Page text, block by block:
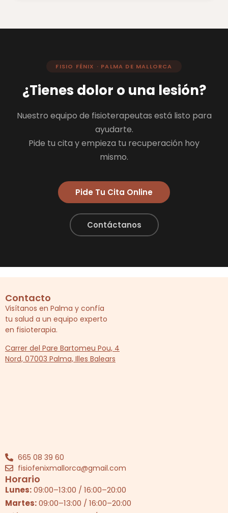
FISIO FÉNIX · PALMA DE MALLORCA
¿Tienes dolor o una lesión?
Nuestro equipo de fisioterapeutas está listo para
ayudarte.
Pide tu cita y empieza tu recuperación hoy
mismo.
Pide Tu Cita Online
Contáctanos
Contacto
Visítanos en Palma y confía
tu salud a un equipo experto
en fisioterapia.
Carrer del Pare Bartomeu Pou, 4
Nord, 07003 Palma, Illes Balears
665 08 39 60
fisiofenixmallorca@gmail.com
Horario
Lunes:09:00–13:00 / 16:00–20:00
Martes:09:00–13:00 / 16:00–20:00